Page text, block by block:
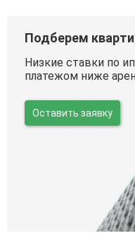
Подберем
Низкие ставки по
платежом ниже
Оставить заявку